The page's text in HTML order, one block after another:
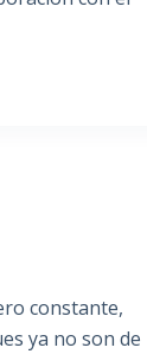
constante,
ya no son de